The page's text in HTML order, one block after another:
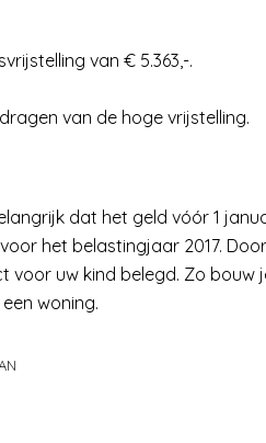
van € 5.363,-.
van de hoge vrijstelling.
dat het geld vóór 1
het belastingjaar 2017.
voor uw kind belegd. Zo
woning.